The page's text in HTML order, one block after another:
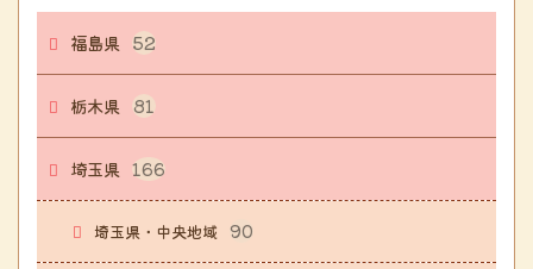
福島県 52
栃木県 81
埼玉県 166
埼玉県・中央地域 90